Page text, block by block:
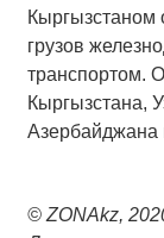
Кыргызстаном
грузов
транспортом.
Кыргызстана,
Азербайджана
© ZONAkz,